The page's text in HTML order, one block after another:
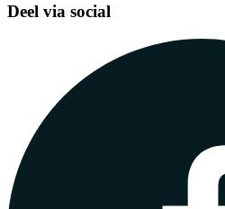
Deel via social